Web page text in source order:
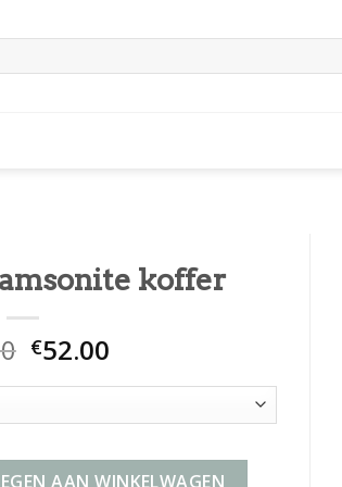
koffer
€52.00
aantalAAN WINKELWAGEN